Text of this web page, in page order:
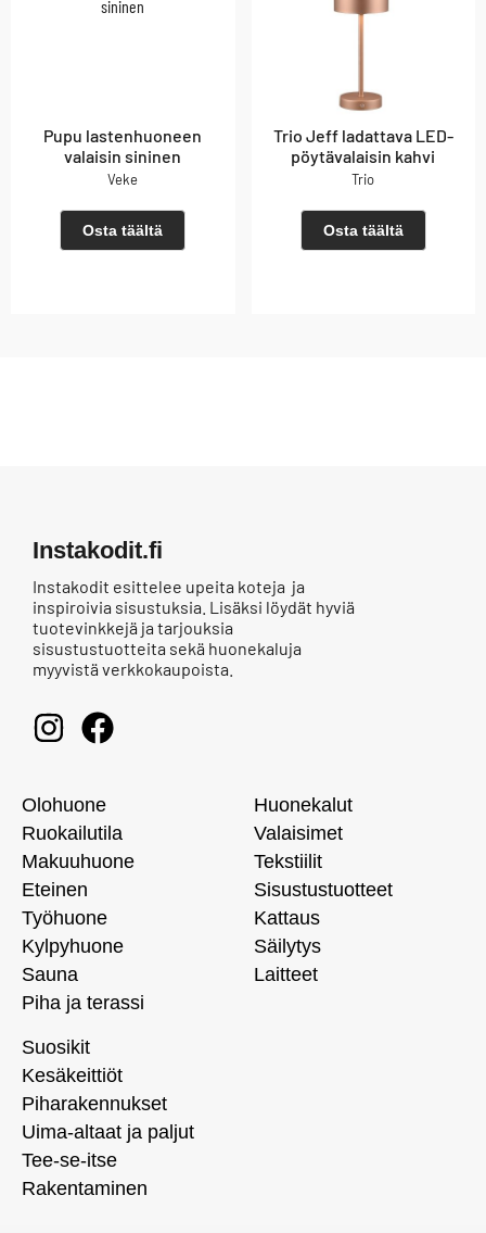
Pupu lastenhuoneen
valaisin sininen
Veke
Osta täältä
Trio Jeff ladattava LED-
pöytävalaisin kahvi
Trio
Osta täältä
Instakodit.fi
Instakodit esittelee upeita koteja ja
inspiroivia sisustuksia. Lisäksi löydät hyviä
tuotevinkkejä ja tarjouksia
sisustustuotteita sekä huonekaluja
myyvistä verkkokaupoista.
Olohuone
Ruokailutila
Makuuhuone
Eteinen
Työhuone
Kylpyhuone
Sauna
Piha ja terassi
Huonekalut
Valaisimet
Tekstiilit
Sisustustuotteet
Kattaus
Säilytys
Laitteet
Suosikit
Kesäkeittiöt
Piharakennukset
Uima-altaat ja paljut
Tee-se-itse
Rakentaminen